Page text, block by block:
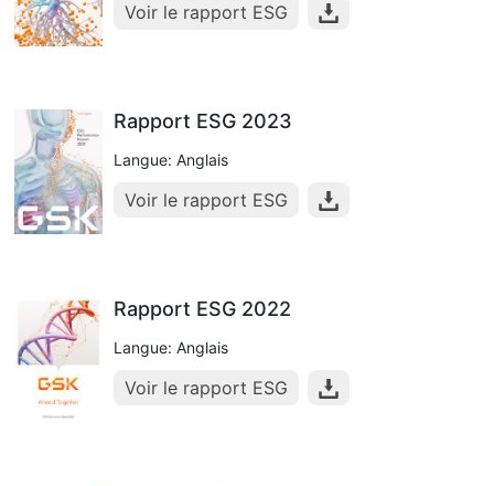
Voir le rapport ESG
Rapport ESG 2023
Langue: Anglais
Voir le rapport ESG
Rapport ESG 2022
Langue: Anglais
Voir le rapport ESG